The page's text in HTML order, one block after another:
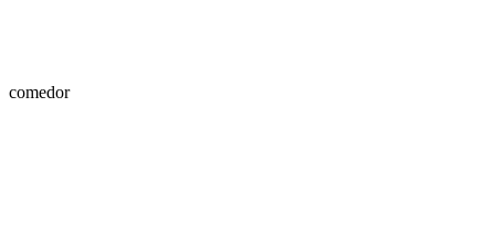
comedor